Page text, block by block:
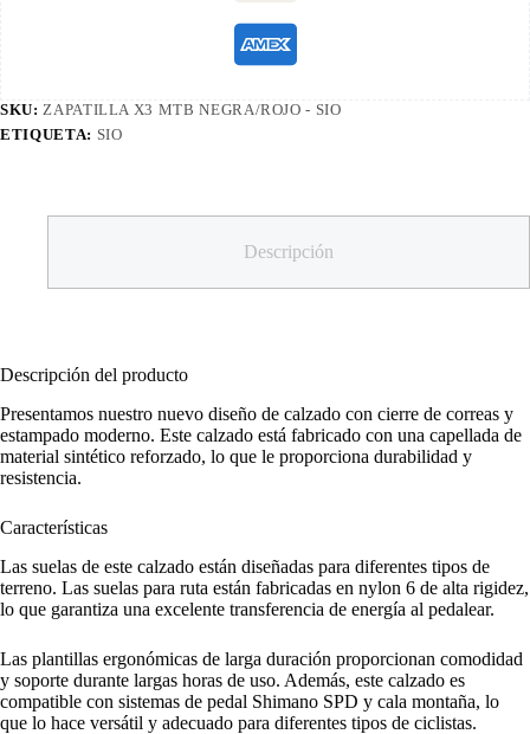
SKU:ZAPATILLA X3 MTB NEGRA/ROJO - SIO
ETIQUETA: SIO
Descripción
Descripción del producto
Presentamos nuestro nuevo diseño de calzado con cierre de correas y
estampado moderno. Este calzado está fabricado con una capellada de
material sintético reforzado, lo que le proporciona durabilidad y
resistencia.
Características
Las suelas de este calzado están diseñadas para diferentes tipos de
terreno. Las suelas para ruta están fabricadas en nylon 6 de alta rigidez,
lo que garantiza una excelente transferencia de energía al pedalear.
Las plantillas ergonómicas de larga duración proporcionan comodidad
y soporte durante largas horas de uso. Además, este calzado es
compatible con sistemas de pedal Shimano SPD y cala montaña, lo
que lo hace versátil y adecuado para diferentes tipos de ciclistas.